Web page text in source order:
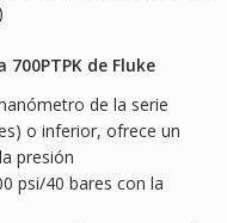
de Fluke
de la serie
o inferior, ofrece un
presión
psi/40 bares con la